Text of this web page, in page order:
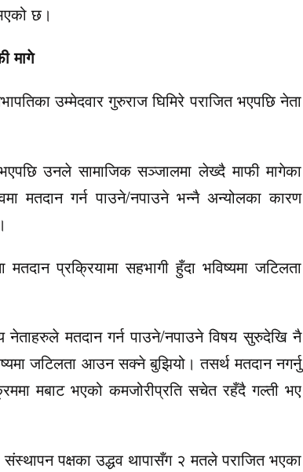
छ।
मागे
उम्मेदवार गुरुराज घिमिरे पराजित भएपछि नेता
उनले सामाजिक सञ्जालमा लेख्दै माफी मागेका
मतदान गर्न पाउने/नपाउने भन्नै अन्योलका कारण
प्रक्रियामा सहभागी हुँदा भविष्यमा जटिलता
मतदान गर्न पाउने/नपाउने विषय सुरुदेखि नै
जटिलता आउन सक्ने बुझियो। तसर्थ मतदान नगर्नु
मबाट भएको कमजोरीप्रति सचेत रहँदै गल्ती भए
पक्षका उद्धव थापासँग २ मतले पराजित भएका